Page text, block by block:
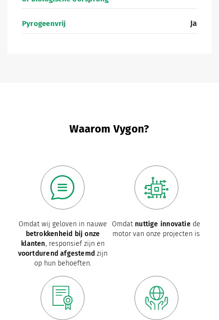
Pyrogeenvrij Ja
Waarom Vygon?
Omdat wij geloven in nauwe
betrokkenheid bij onze
klanten, responsief zijn en
voortdurend afgestemdzijn
op hun behoeften.
Omdat nuttige innovatiede
motor van onze projecten is